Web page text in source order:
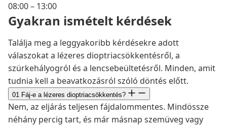
08:00 – 13:00
Gyakran ismételt kérdések
Találja meg a leggyakoribb kérdésekre adott
válaszokat a lézeres dioptriacsökkentésről, a
szürkehályogról és a lencsebeültetésről. Minden, amit
tudnia kell a beavatkozásról szóló döntés előtt.
01 Fáj-e a lézeres dioptriacsökkentés?
Nem, az eljárás teljesen fájdalommentes. Mindössze
néhány percig tart, és már másnap szemüveg vagy